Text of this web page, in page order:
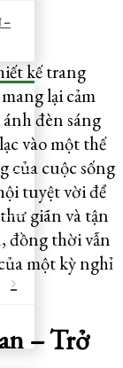
–
kế trang
lại cảm
đèn sáng
vào một thế
của cuộc sống
tuyệt vời để
giãn và tận
đồng thời vẫn
một kỳ nghỉ
– Trở